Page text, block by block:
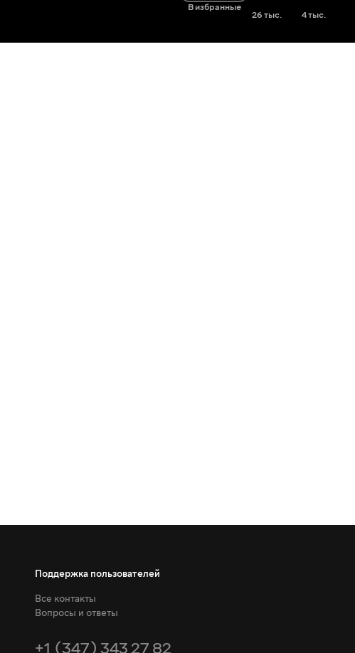
В избранные
26 тыс. 4 тыс.
Поддержка пользователей
Все контакты
Вопросы и ответы
+1 (347) 343 27 82